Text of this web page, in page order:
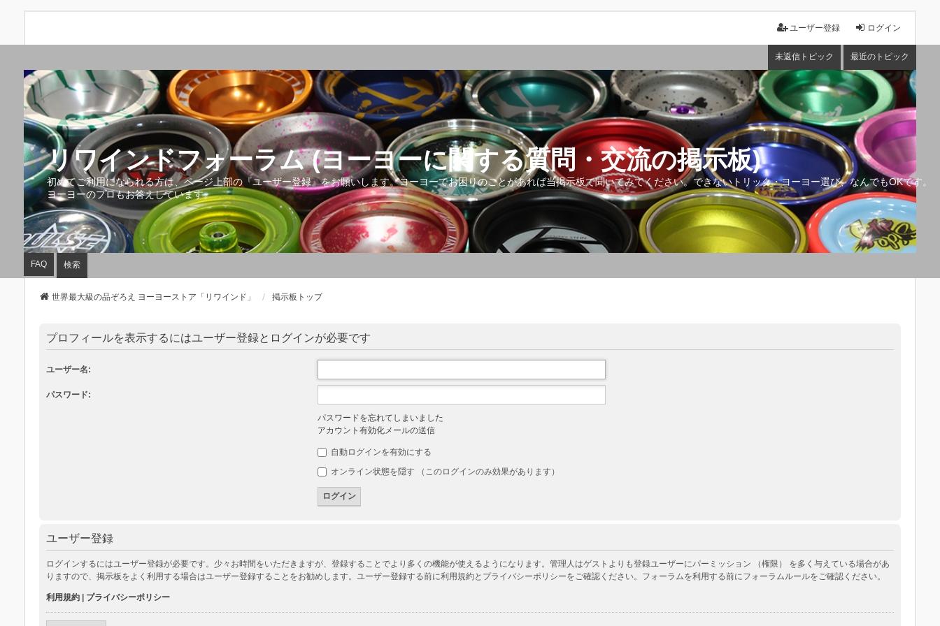
ログイン
ユーザー登録
未返信トピック 最近のトピック
リワインドフォーラム (ヨーヨーに関する質問・交流の掲示板)
初めてご利用になられる方は、ページ上部の『ユーザー登録』をお願いします。ヨーヨーでお困りのことがあれば当掲示板で聞いてみてください。できないトリック・ヨーヨー選び、なんでもOKです。
ヨーヨーのプロもお答えしています。
FAQ 検索
世界最大級の品ぞろえ ヨーヨーストア「リワインド」 掲示板トップ
プロフィールを表示するにはユーザー登録とログインが必要です
ユーザー名:
パスワード:
パスワードを忘れてしまいました
アカウント有効化メールの送信
自動ログインを有効にする
オンライン状態を隠す （このログインのみ効果があります）
ユーザー登録
ログインするにはユーザー登録が必要です。少々お時間をいただきますが、登録することでより多くの機能が使えるようになります。管理人はゲストよりも登録ユーザーにパーミッション （権限） を多く与えている場合があ
りますので、掲示板をよく利用する場合はユーザー登録することをお勧めします。ユーザー登録する前に利用規約とプライバシーポリシーをご確認ください。フォーラムを利用する前にフォーラムルールをご確認ください。
利用規約| プライバシーポリシー